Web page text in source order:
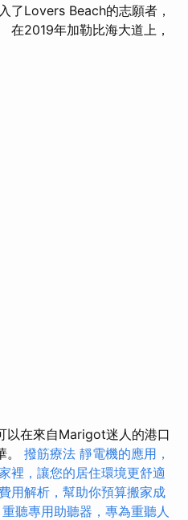
了Lovers Beach的志願者，
在2019年加勒比海大道上，
以在來自Marigot迷人的港口
。 撥筋療法 靜電機的應用，
裡，讓您的居住環境更舒適
用解析，幫助你預算搬家成
重聽專用助聽器，專為重聽人